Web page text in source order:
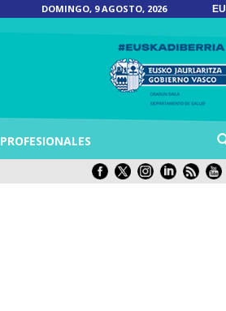
DOMINGO, 9 AGOSTO, 2026 EU
PROFESIONALES